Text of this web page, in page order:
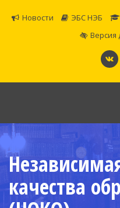
Новости ЭБС НЭБ
Версия
САМАРСКОЕ ОБЛАСТНОЕ УЧИЛИЩЕ КУЛЬТУРЫ И
ИСКУССТВ
Официальный сайт
качества